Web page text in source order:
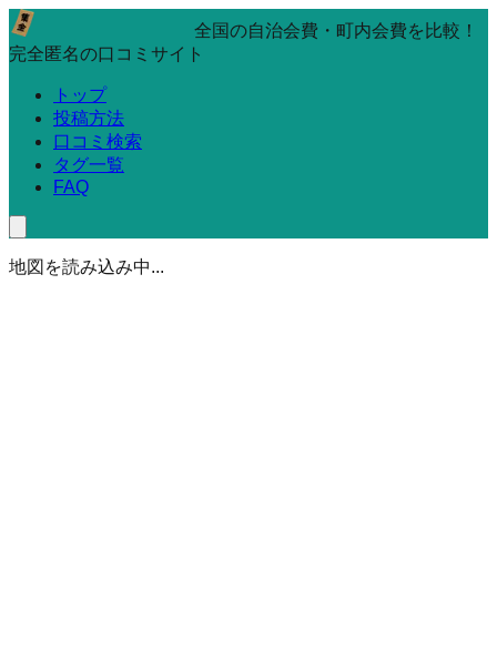
全国の自治会費・町内会費を比較！
完全匿名の口コミサイト
トップ
投稿方法
口コミ検索
タグ一覧
FAQ
地図を読み込み中...